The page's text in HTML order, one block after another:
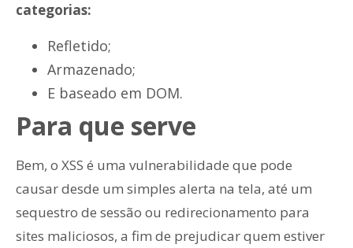
categorias:
Refletido;
Armazenado;
E baseado em DOM.
Para que serve
Bem, o XSS é uma vulnerabilidade que pode
causar desde um simples alerta na tela, até um
sequestro de sessão ou redirecionamento para
sites maliciosos, a fim de prejudicar quem estiver